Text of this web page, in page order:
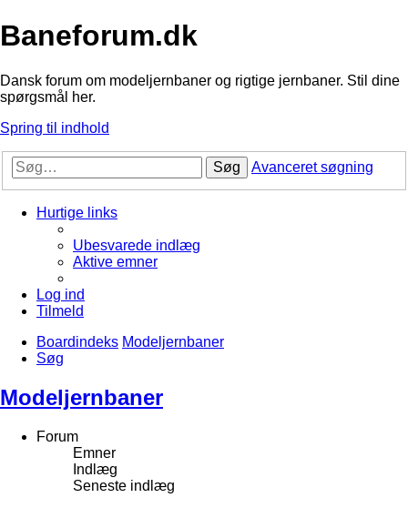
Baneforum.dk
Dansk forum om modeljernbaner og rigtige jernbaner. Stil dine
spørgsmål her.
Spring til indhold
Søg Avanceret søgning
Hurtige links
Ubesvarede indlæg
Aktive emner
Log ind
Tilmeld
Boardindeks Modeljernbaner
Søg
Modeljernbaner
Forum
Emner
Indlæg
Seneste indlæg